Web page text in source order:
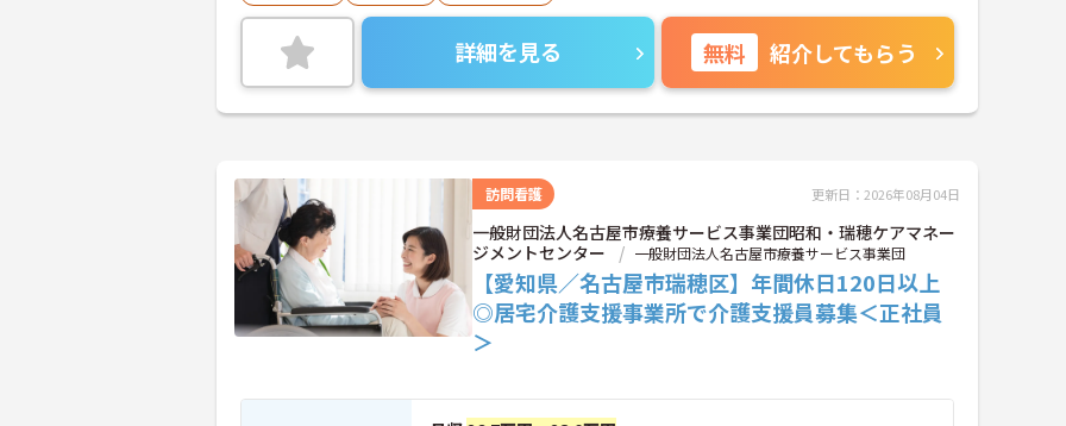
詳細を見る 無料 紹介してもらう
訪問看護 更新日：2026年08月04日
一般財団法人名古屋市療養サービス事業団昭和・瑞穂ケアマネー
ジメントセンター
一般財団法人名古屋市療養サービス事業団
【愛知県／名古屋市瑞穂区】年間休日120日以上
◎居宅介護支援事業所で介護支援員募集＜正社員
＞